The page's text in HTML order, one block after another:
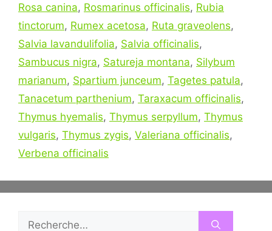
Rosa canina, Rosmarinus officinalis, Rubia
tinctorum, Rumex acetosa, Ruta graveolens,
Salvia lavandulifolia, Salvia officinalis,
Sambucus nigra, Satureja montana, Silybum
marianum, Spartium junceum, Tagetes patula,
Tanacetum parthenium, Taraxacum officinalis,
Thymus hyemalis, Thymus serpyllum, Thymus
vulgaris, Thymus zygis, Valeriana officinalis,
Verbena officinalis